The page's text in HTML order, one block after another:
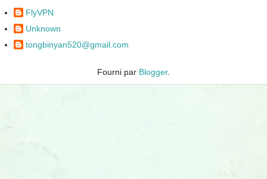
FlyVPN
Unknown
tongbinyan520@gmail.com
Fourni par Blogger.